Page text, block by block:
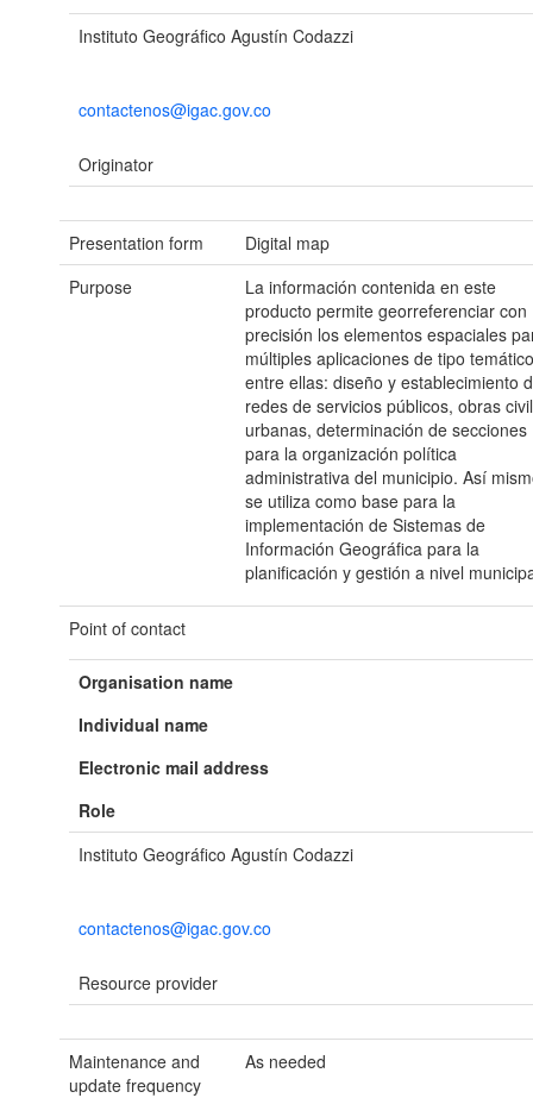
Instituto Geográfico Agustín Codazzi
contactenos@igac.gov.co
Originator
Presentation form
Digital map
Purpose
La información contenida en este
producto permite georreferenciar con
precisión los elementos espaciales
múltiples aplicaciones de tipo temático
entre ellas: diseño y establecimiento
redes de servicios públicos, obras
urbanas, determinación de secciones
para la organización política
administrativa del municipio. Así
se utiliza como base para la
implementación de Sistemas de
Información Geográfica para la
planificación y gestión a nivel
Point of contact
Organisation name
Individual name
Electronic mail address
Role
Instituto Geográfico Agustín Codazzi
contactenos@igac.gov.co
Resource provider
Maintenance and
update frequency
As needed